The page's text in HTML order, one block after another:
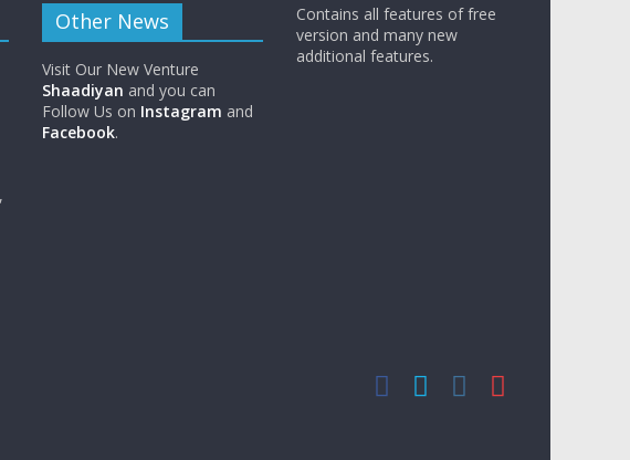
Other News
Visit Our New Venture
Shaadiyan and you can
Follow Us on Instagram and
Facebook.
Contains all features of free
version and many new
additional features.